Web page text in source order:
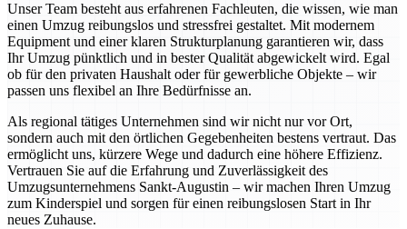
Unser Team besteht aus erfahrenen Fachleuten, die wissen, wie man
einen Umzug reibungslos und stressfrei gestaltet. Mit modernem
Equipment und einer klaren Strukturplanung garantieren wir, dass
Ihr Umzug pünktlich und in bester Qualität abgewickelt wird. Egal
ob für den privaten Haushalt oder für gewerbliche Objekte – wir
passen uns flexibel an Ihre Bedürfnisse an.
Als regional tätiges Unternehmen sind wir nicht nur vor Ort,
sondern auch mit den örtlichen Gegebenheiten bestens vertraut. Das
ermöglicht uns, kürzere Wege und dadurch eine höhere Effizienz.
Vertrauen Sie auf die Erfahrung und Zuverlässigkeit des
Umzugsunternehmens Sankt-Augustin – wir machen Ihren Umzug
zum Kinderspiel und sorgen für einen reibungslosen Start in Ihr
neues Zuhause.